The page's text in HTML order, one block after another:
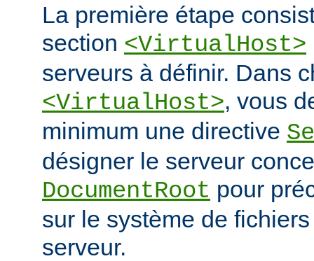
La première étape
section <VirtualHost>
serveurs à définir. Dans
<VirtualHost>, vous
minimum une directive
désigner le serveur
DocumentRoot pour
sur le système de
serveur.